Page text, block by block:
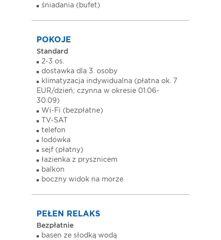
śniadania (bufet)
POKOJE
Standard
2-3 os.
dostawka dla 3. osoby
klimatyzacja indywidualna (płatna ok. 7
EUR/dzień; czynna w okresie 01.06-
30.09)
Wi-Fi (bezpłatne)
TV-SAT
telefon
lodówka
sejf (płatny)
łazienka z prysznicem
balkon
boczny widok na morze
PEŁEN RELAKS
Bezpłatnie
basen ze słodką wodą